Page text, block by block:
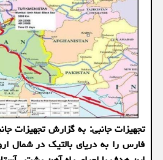
تجهیزات جانبی: به گزارش تجهیزات
فارس را به دریای بالتیک در شمال